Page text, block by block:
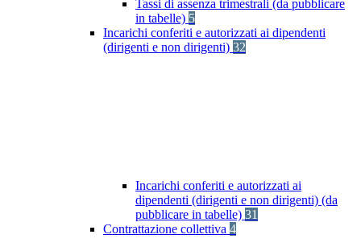
Tassi di assenza trimestrali (da pubblicare
in tabelle) 5
Incarichi conferiti e autorizzati ai dipendenti
(dirigenti e non dirigenti) 32
Incarichi conferiti e autorizzati ai
dipendenti (dirigenti e non dirigenti) (da
pubblicare in tabelle) 31
Contrattazione collettiva 4